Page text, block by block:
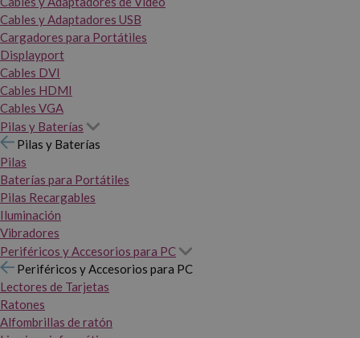
Cables y Adaptadores USB
Cargadores para Portátiles
Displayport
Cables DVI
Cables HDMI
Cables VGA
Pilas y Baterías
Pilas y Baterías
Pilas
Baterías para Portátiles
Pilas Recargables
Iluminación
Vibradores
Periféricos y Accesorios para PC
Periféricos y Accesorios para PC
Lectores de Tarjetas
Ratones
Alfombrillas de ratón